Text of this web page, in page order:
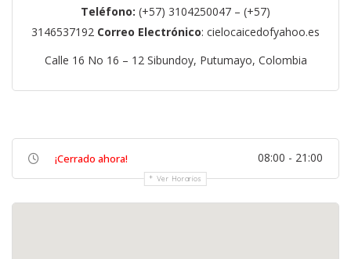
Teléfono: (+57) 3104250047 – (+57)
3146537192 Correo Electrónico: cielocaicedofyahoo.es
Calle 16 No 16 – 12 Sibundoy, Putumayo, Colombia
¡Cerrado ahora! 08:00 - 21:00
Ver Horarios